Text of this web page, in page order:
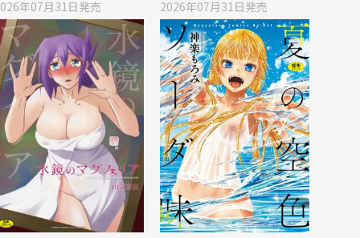
年07月31日発売 2026年07月31日発売